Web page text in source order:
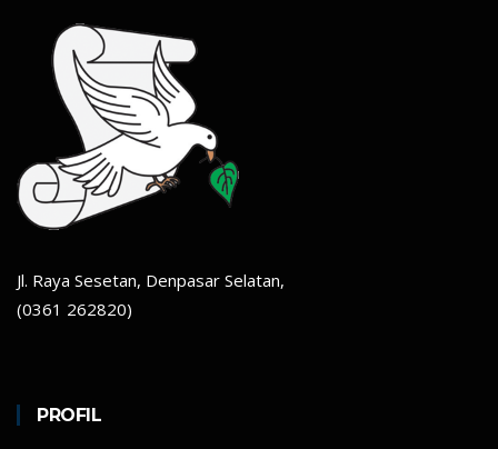
Jl. Raya Sesetan, Denpasar Selatan,
(0361 262820)
PROFIL